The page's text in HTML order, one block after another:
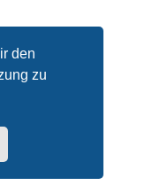
den
zu